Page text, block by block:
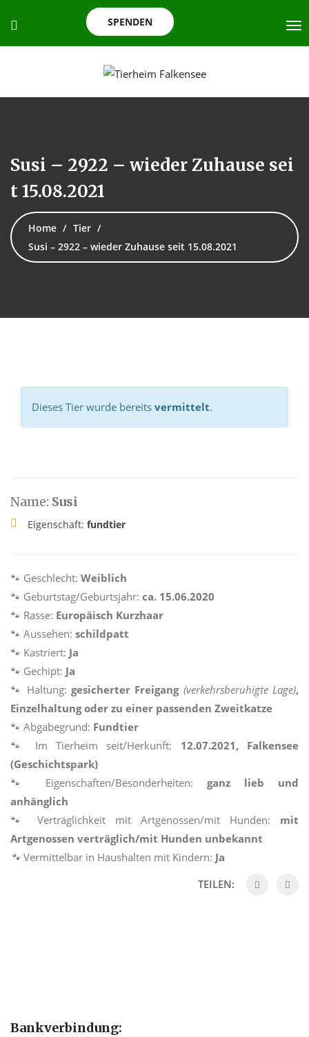
SPENDEN
Susi – 2922 – wieder Zuhause sei
t 15.08.2021
Home
Tier
Susi – 2922 – wieder Zuhause seit 15.08.2021
Dieses Tier wurde bereits vermittelt.
Name: Susi
Eigenschaft: fundtier
🐾 Geschlecht: Weiblich
🐾 Geburtstag/Geburtsjahr: ca. 15.06.2020
🐾 Rasse: Europäisch Kurzhaar
🐾 Aussehen: schildpatt
🐾 Kastriert: Ja
🐾 Gechipt: Ja
🐾 Haltung: gesicherter Freigang (verkehrsberuhigte Lage),
Einzelhaltung oder zu einer passenden Zweitkatze
🐾 Abgabegrund: Fundtier
🐾 Im Tierheim seit/Herkunft: 12.07.2021, Falkensee
(Geschichtspark)
🐾 Eigenschaften/Besonderheiten: ganz lieb und
anhänglich
🐾 Verträglichkeit mit Artgenossen/mit Hunden: mit
Artgenossen verträglich/mit Hunden unbekannt
🐾 Vermittelbar in Haushalten mit Kindern: Ja
TEILEN:
Bankverbindung: